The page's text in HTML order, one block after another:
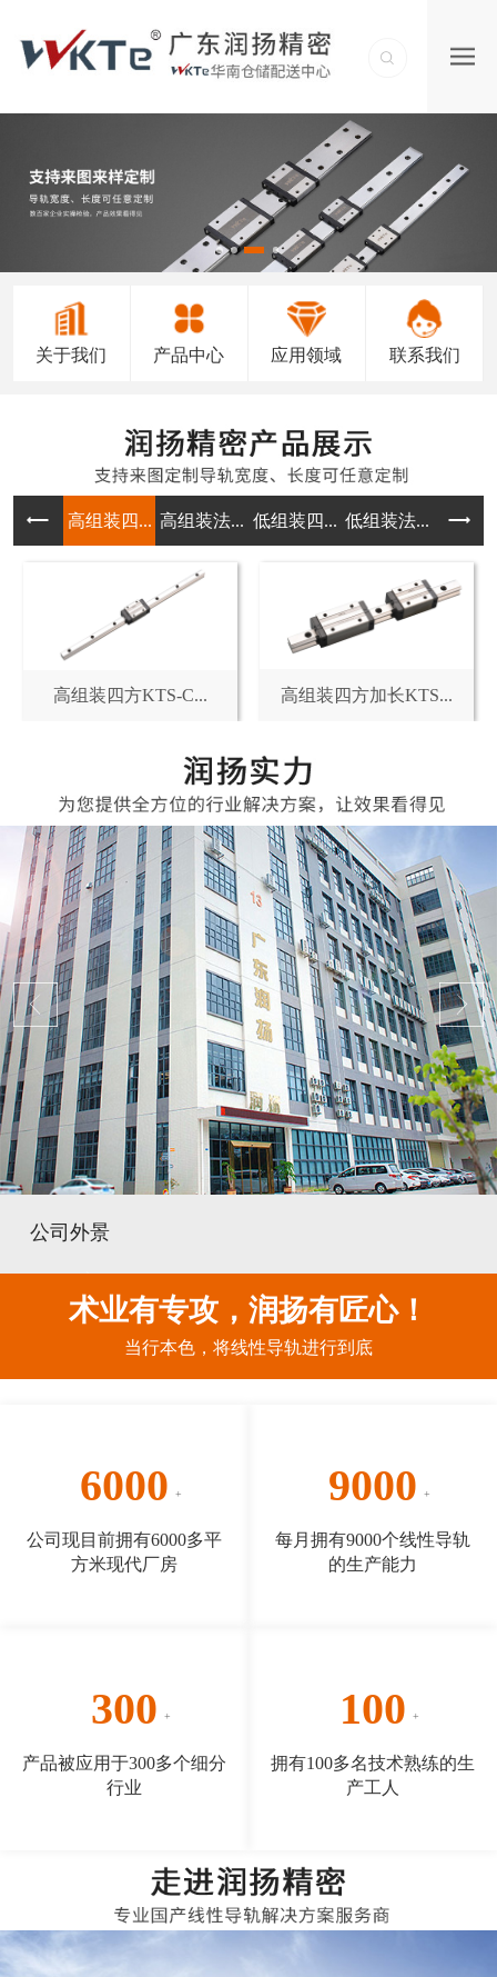
关于我们 产品中心 应用领域 联系我们
高组装四... 高组装法... 低组装四... 低组装法... 低组
高组装四方KTS-C... 高组装四方加长KTS...
公司外景
术业有专攻，润扬有匠心！
当行本色，将线性导轨进行到底
6000
公司现目前拥有6000多平
方米现代厂房
9000
每月拥有9000个线性导轨
的生产能力
300
产品被应用于300多个细分
行业
100
拥有100多名技术熟练的生
产工人